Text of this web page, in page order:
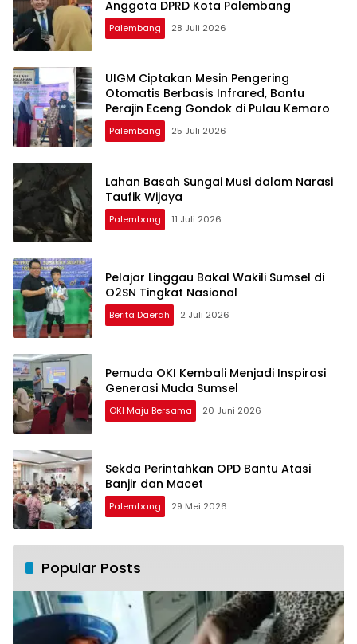
Anggota DPRD Kota Palembang
Palembang 28 Juli 2026
UIGM Ciptakan Mesin Pengering
Otomatis Berbasis Infrared, Bantu
Perajin Eceng Gondok di Pulau Kemaro
Palembang 25 Juli 2026
Lahan Basah Sungai Musi dalam Narasi
Taufik Wijaya
Palembang 11 Juli 2026
Pelajar Linggau Bakal Wakili Sumsel di
O2SN Tingkat Nasional
Berita Daerah 2 Juli 2026
Pemuda OKI Kembali Menjadi Inspirasi
Generasi Muda Sumsel
OKI Maju Bersama 20 Juni 2026
Sekda Perintahkan OPD Bantu Atasi
Banjir dan Macet
Palembang 29 Mei 2026
Popular Posts